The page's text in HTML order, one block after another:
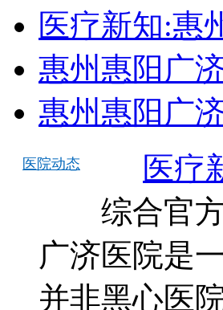
医疗新知:惠
惠州惠阳广
惠州惠阳广
医院动态
医疗
综合官方
广济医院是
并非黑心医